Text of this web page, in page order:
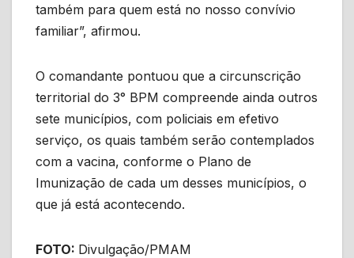
também para quem está no nosso convívio
familiar”, afirmou.
O comandante pontuou que a circunscrição
territorial do 3° BPM compreende ainda outros
sete municípios, com policiais em efetivo
serviço, os quais também serão contemplados
com a vacina, conforme o Plano de
Imunização de cada um desses municípios, o
que já está acontecendo.
FOTO: Divulgação/PMAM